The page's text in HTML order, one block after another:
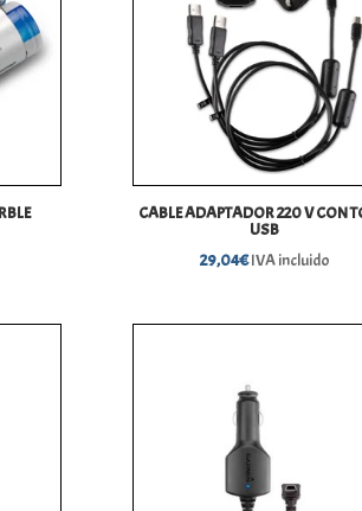
CABLE ADAPTADOR 220 V CON
USB
29,04€IVA incluido